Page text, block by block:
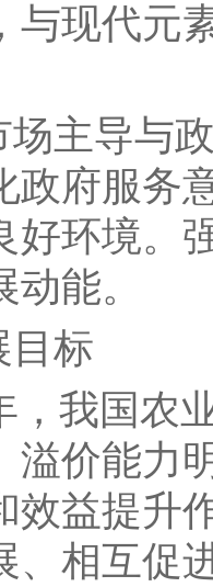
与现代元
主导与政
政府服务
好环境。
能。
目标
我国农
溢价能力
效益提升
、相互促